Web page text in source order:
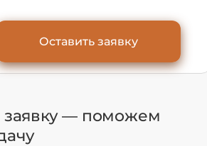
Оставить заявку
заявку — поможем